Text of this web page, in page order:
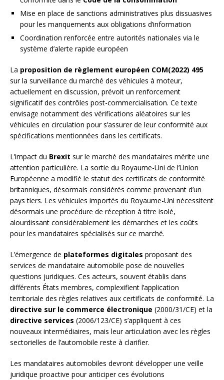
Mise en place de sanctions administratives plus dissuasives
pour les manquements aux obligations d’information
Coordination renforcée entre autorités nationales via le
système d’alerte rapide européen
La proposition de règlement européen COM(2022) 495
sur la surveillance du marché des véhicules à moteur,
actuellement en discussion, prévoit un renforcement
significatif des contrôles post-commercialisation. Ce texte
envisage notamment des vérifications aléatoires sur les
véhicules en circulation pour s’assurer de leur conformité aux
spécifications mentionnées dans les certificats.
L’impact du Brexit sur le marché des mandataires mérite une
attention particulière. La sortie du Royaume-Uni de l’Union
Européenne a modifié le statut des certificats de conformité
britanniques, désormais considérés comme provenant d’un
pays tiers. Les véhicules importés du Royaume-Uni nécessitent
désormais une procédure de réception à titre isolé,
alourdissant considérablement les démarches et les coûts
pour les mandataires spécialisés sur ce marché.
L’émergence de plateformes digitales proposant des
services de mandataire automobile pose de nouvelles
questions juridiques. Ces acteurs, souvent établis dans
différents États membres, complexifient l’application
territoriale des règles relatives aux certificats de conformité. La
directive sur le commerce électronique (2000/31/CE) et la
directive services (2006/123/CE) s’appliquent à ces
nouveaux intermédiaires, mais leur articulation avec les règles
sectorielles de l’automobile reste à clarifier.
Les mandataires automobiles devront développer une veille
juridique proactive pour anticiper ces évolutions